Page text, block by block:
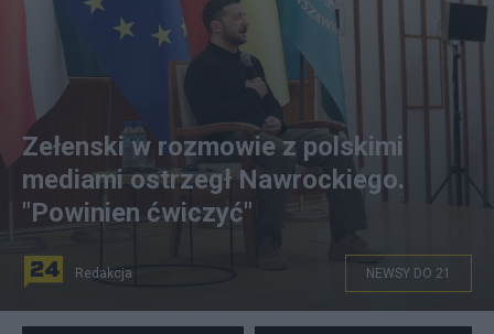
Fot. PAP
Zełenski w rozmowie z polskimi
mediami ostrzegł Nawrockiego.
"Powinien ćwiczyć"
Redakcja NEWSY DO 21